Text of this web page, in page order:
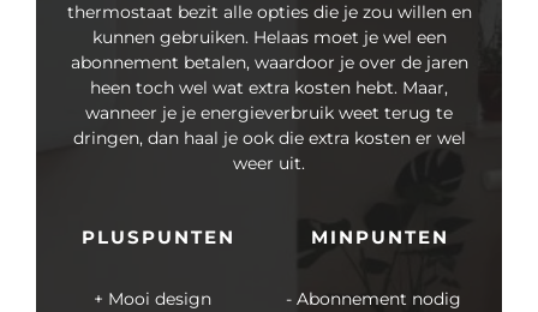
thermostaat bezit alle opties die je zou willen en
kunnen gebruiken. Helaas moet je wel een
abonnement betalen, waardoor je over de jaren
heen toch wel wat extra kosten hebt. Maar,
wanneer je je energieverbruik weet terug te
dringen, dan haal je ook die extra kosten er wel
weer uit.
PLUSPUNTEN
Mooi design
MINPUNTEN
Abonnement nodig